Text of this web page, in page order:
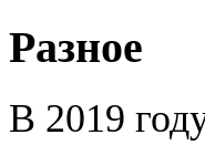
Разное
В 2019